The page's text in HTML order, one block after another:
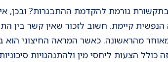
גורמת להקדמת ההתבגרות? ובכן,
קיימת. חשוב לזכור שאין קשר בין
מהראשונה. כאשר המראה החיצוני הוא
הצעות ליחסי מין ולהתנהגויות